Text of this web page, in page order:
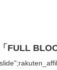
FULL